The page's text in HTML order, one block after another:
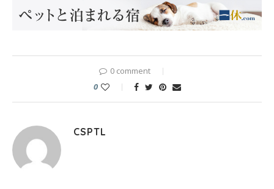
0 comment
0
CSPTL